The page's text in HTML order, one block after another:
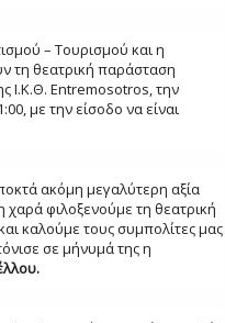
– Τουρισμού και η
τη θεατρική παράσταση
Ι.Κ.Θ. Entremosotros, την
με την είσοδο να είναι
ακόμη μεγαλύτερη αξία
φιλοξενούμε τη θεατρική
καλούμε τους συμπολίτες μας
σε μήνυμά της η